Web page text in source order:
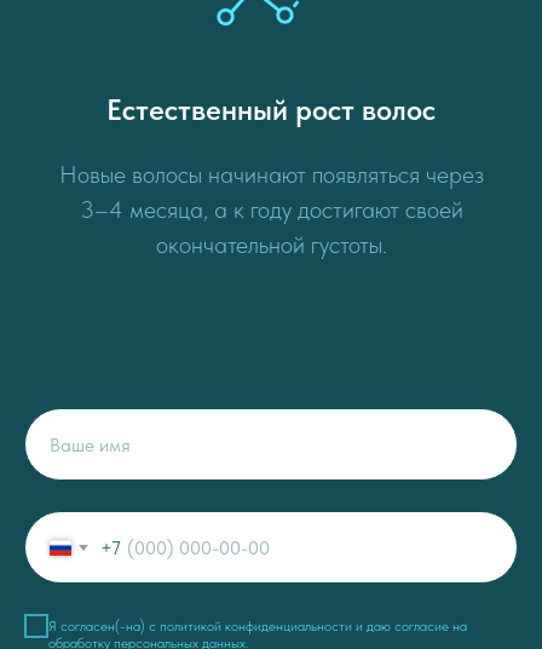
Естественный рост волос
Новые волосы начинают появляться через
3–4 месяца, а к году достигают своей
окончательной густоты.
+7
Я согласен(-на) c политикой конфиденциальности и даю согласие на
обработку персональных данных